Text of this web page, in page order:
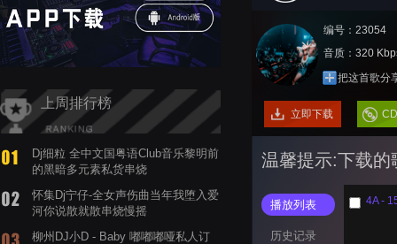
上周排行榜
Dj细粒 全中文国粤语Club音乐黎明前
的黑暗多元素私货串烧
怀集Dj宁仔-全女声伤曲当年我堕入爱
河你说散就散串烧慢摇
柳州DJ小D - Baby 嘟嘟嘟哑私人订
编号：23054
音质：320
把这首歌分
立即下载
温馨提示:下载的
播放列表
历史记录
4A -